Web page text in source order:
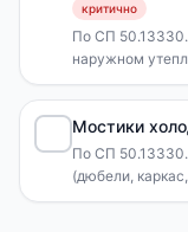
критично
По СП
наружном
обязательна
стороны
горизонтально
швы проклеены
Мостики
По СП
(дюбели,